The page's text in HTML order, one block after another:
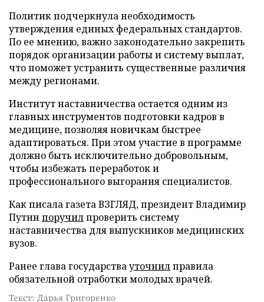
Политик подчеркнула необходимость
утверждения единых федеральных стандартов.
По ее мнению, важно законодательно закрепить
порядок организации работы и систему выплат,
что поможет устранить существенные различия
между регионами.
Институт наставничества остается одним из
главных инструментов подготовки кадров в
медицине, позволяя новичкам быстрее
адаптироваться. При этом участие в программе
должно быть исключительно добровольным,
чтобы избежать переработок и
профессионального выгорания специалистов.
Как писала газета ВЗГЛЯД, президент Владимир
Путин поручилпроверить систему
наставничества для выпускников медицинских
вузов.
Ранее глава государствауточнилправила
обязательной отработки молодых врачей.
Текст: Дарья Григоренко